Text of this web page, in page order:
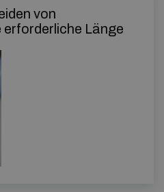
von
erforderliche Länge